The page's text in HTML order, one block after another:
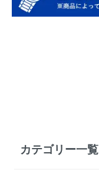
カテゴリー一覧